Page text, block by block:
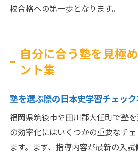
校合格への第一歩となります。
自分に合う塾を見極
ント集
塾を選ぶ際の日本史学習チェッ
福岡県筑後市や田川郡大任町で塾
の効率化にはいくつかの重要なチ
ます。まず、指導内容が最新の入